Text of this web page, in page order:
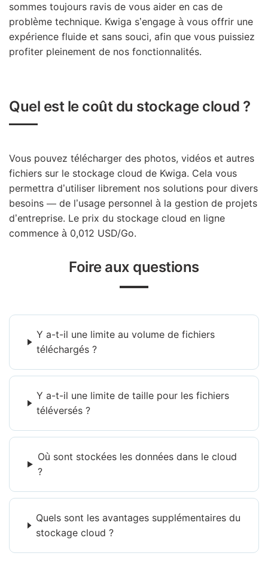
sommes toujours ravis de vous aider en cas de
problème technique. Kwiga s’engage à vous offrir une
expérience fluide et sans souci, afin que vous puissiez
profiter pleinement de nos fonctionnalités.
Quel est le coût du stockage cloud ?
Vous pouvez télécharger des photos, vidéos et autres
fichiers sur le stockage cloud de Kwiga. Cela vous
permettra d’utiliser librement nos solutions pour divers
besoins — de l’usage personnel à la gestion de projets
d’entreprise. Le prix du stockage cloud en ligne
commence à 0,012 USD/Go.
Foire aux questions
Y a-t-il une limite au volume de fichiers
téléchargés ?
Y a-t-il une limite de taille pour les fichiers
téléversés ?
Où sont stockées les données dans le cloud
?
Quels sont les avantages supplémentaires du
stockage cloud ?